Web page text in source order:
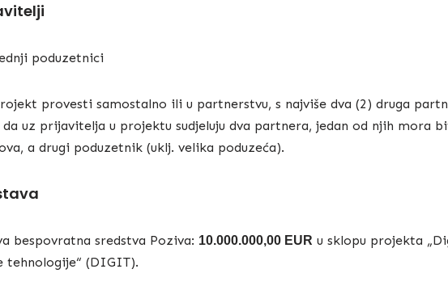
poduzetnici
provesti samostalno ili u partnerstvu, s najviše dva (2) druga
da uz prijavitelja u projektu sudjeluju dva partnera, jedan od njih mora
a drugi poduzetnik (uklj. velika poduzeća).
bespovratna sredstva Poziva: 10.000.000,00 EUR u sklopu projekta
tehnologije“ (DIGIT).